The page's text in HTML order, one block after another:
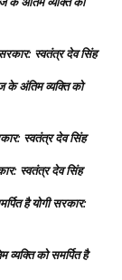
स्वतंत्र देव सिंह
के अंतिम व्यक्ति को
स्वतंत्र देव सिंह
स्वतंत्र देव सिंह
है योगी सरकार:
को समर्पित है